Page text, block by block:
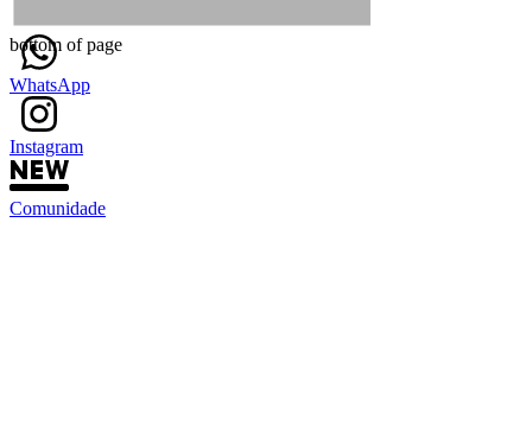
WhatsApp
Instagram
Comunidade
bottom of page